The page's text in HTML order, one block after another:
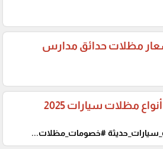
مظلات حدائق مدارس
أفضل 10 أنواع مظلات سيارات 2025
#خصومات_مظلات...